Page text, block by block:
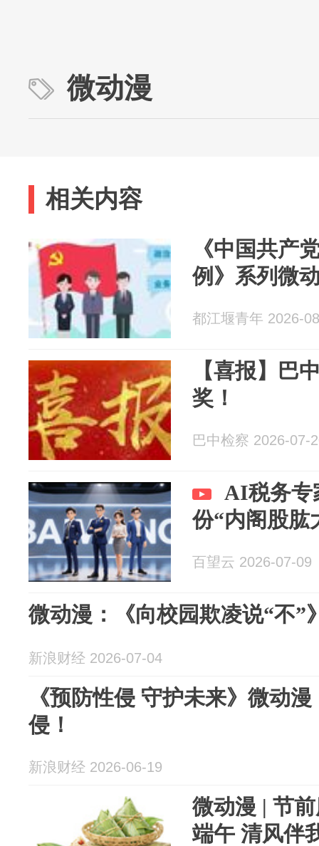
微动漫
相关内容
《中国共产
例》系列微
都江堰青年 2026-
【喜报】巴
奖！
巴中检察 2026-07-
AI税务专
份“内阁股肱
百望云 2026-07-09
微动漫：《向校园欺凌说“不”
新浪财经 2026-07-04
《预防性侵 守护未来》微动
侵！
新浪财经 2026-06-19
微动漫 | 节
端午 清风伴